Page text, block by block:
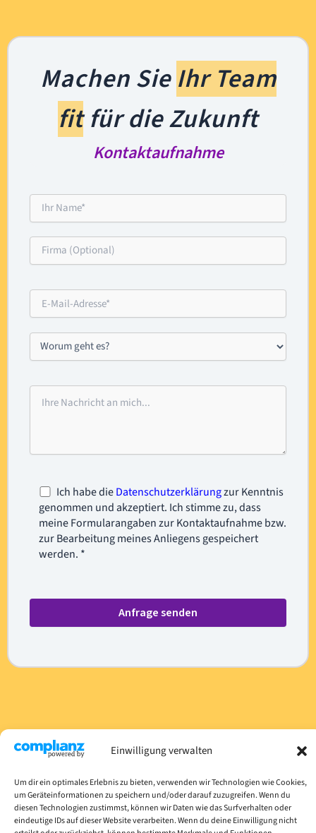
Einwilligung verwalten
Um dir ein optimales Erlebnis zu bieten, verwenden wir Technologien wie Cookies,
um Geräteinformationen zu speichern und/oder darauf zuzugreifen. Wenn du
diesen Technologien zustimmst, können wir Daten wie das Surfverhalten oder
eindeutige IDs auf dieser Website verarbeiten. Wenn du deine Einwilligung nicht
Machen SieIhr Team
fitfür die Zukunft
Kontaktaufnahme
Ich habe dieDatenschutzerklärungzur Kenntnis
genommen und akzeptiert. Ich stimme zu, dass
meine Formularangaben zur Kontaktaufnahme bzw.
zur Bearbeitung meines Anliegens gespeichert
werden. *
a
i
v
e
AKTUELLES |
KONTAKT |
IMPRESSUM |